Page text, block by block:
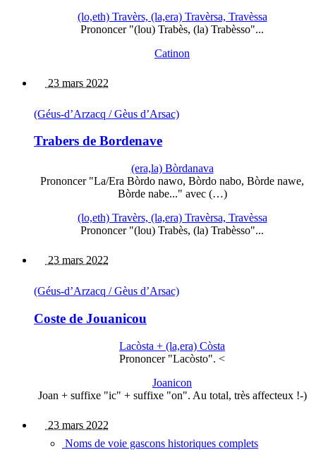
(lo,eth) Travèrs, (la,era) Travèrsa, Travèssa
Prononcer "(lou) Trabès, (la) Trabèsso"...
Catinon
23 mars 2022
(Géus-d’Arzacq / Gèus d’Arsac)
Trabers de Bordenave
(era,la) Bòrdanava
Prononcer "La/Era Bòrdo nawo, Bòrdo nabo, Bòrde nawe,
Bòrde nabe..." avec (…)
(lo,eth) Travèrs, (la,era) Travèrsa, Travèssa
Prononcer "(lou) Trabès, (la) Trabèsso"...
23 mars 2022
(Géus-d’Arzacq / Gèus d’Arsac)
Coste de Jouanicou
Lacòsta + (la,era) Còsta
Prononcer "Lacòsto". <
Joanicon
Joan + suffixe "ic" + suffixe "on". Au total, très affecteux !-)
23 mars 2022
Noms de voie gascons historiques complets